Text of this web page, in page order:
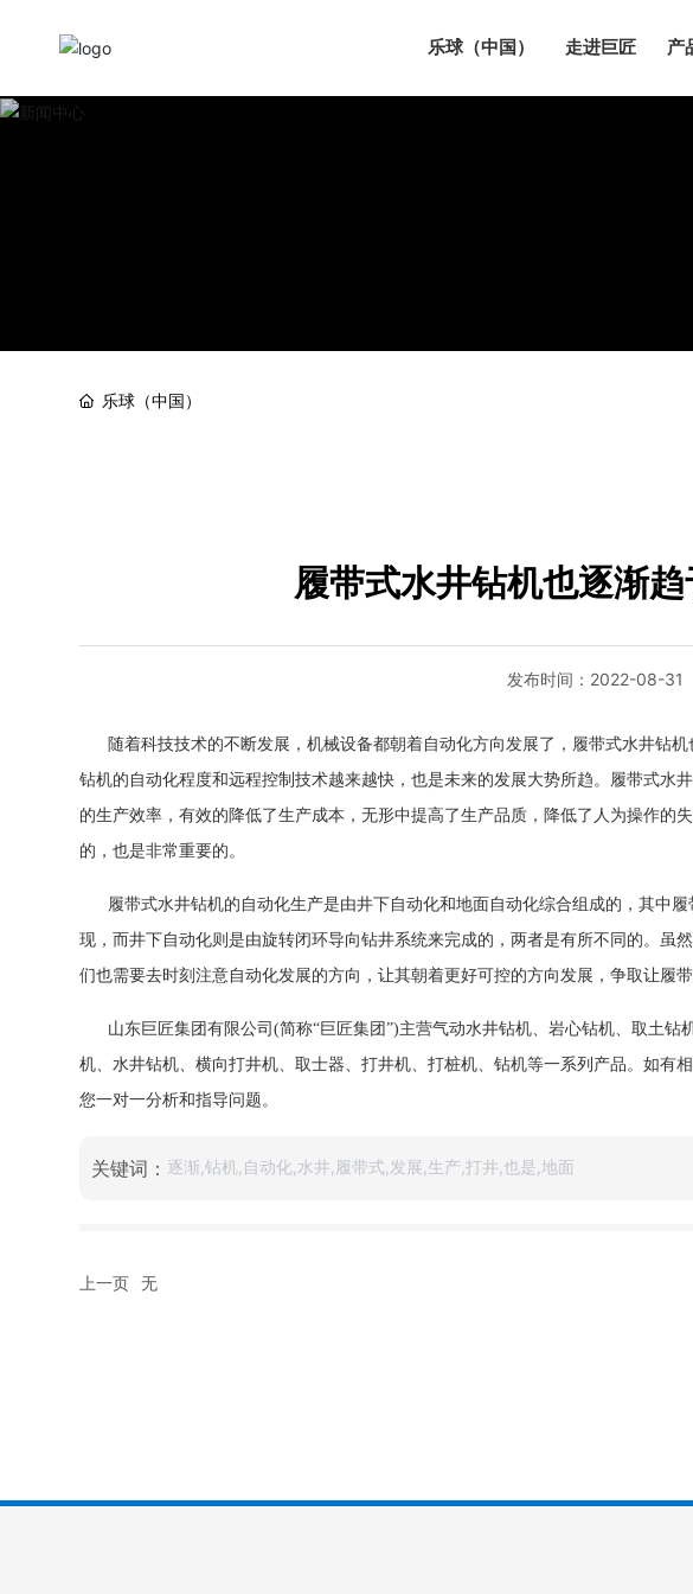
乐球（中国） 走进巨匠 产
乐球（中国）
履带式水井钻机也逐渐
发布时间： 2022-08-31
随着科技技术的不断发展，机械设备都朝着自动化方向发展了，履带式水井钻
钻机的自动化程度和远程控制技术越来越快，也是未来的发展大势所趋。履带式水
的生产效率，有效的降低了生产成本，无形中提高了生产品质，降低了人为操作的
的，也是非常重要的。
履带式水井钻机的自动化生产是由井下自动化和地面自动化综合组成的，其中
现，而井下自动化则是由旋转闭环导向钻井系统来完成的，两者是有所不同的。虽
们也需要去时刻注意自动化发展的方向，让其朝着更好可控的方向发展，争取让履
山东巨匠集团有限公司(简称“巨匠集团”)主营气动水井钻机、岩心钻机、取土钻
机、水井钻机、横向打井机、取士器、打井机、打桩机、钻机等一系列产品。如有
您一对一分析和指导问题。
关键词： 逐渐,钻机,自动化,水井,履带式,发展,生产,打井,也是,地面
上一页 无